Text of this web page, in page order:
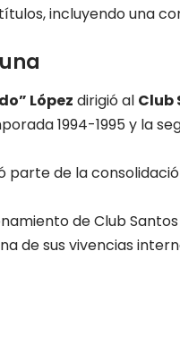
incluyendo una
López dirigió al Club
1994-1995 y la
parte de la
deClub
de sus vivencias